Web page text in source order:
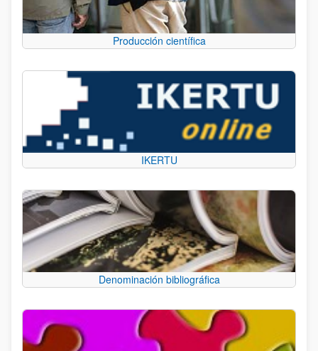
Producción científica
IKERTU
Denominación bibliográfica